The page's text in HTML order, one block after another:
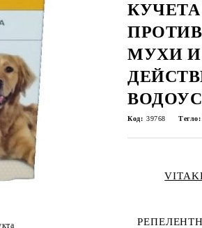
МУХИ И
Код: 39768 Тегло: